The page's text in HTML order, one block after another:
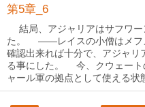
第5章_6
結局、アジャリアはサフワー
た。 ――レイスの小僧はメフ
確認出来れば十分で、アジャリ
る事にした。 今、クウェート
ャール軍の拠点として使える状